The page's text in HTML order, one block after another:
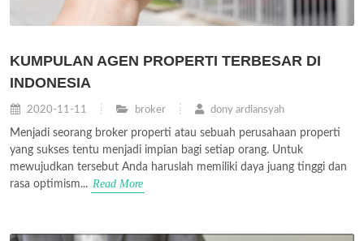
KUMPULAN AGEN PROPERTI TERBESAR DI
INDONESIA
2020-11-11 broker dony ardiansyah
Menjadi seorang broker properti atau sebuah perusahaan properti
yang sukses tentu menjadi impian bagi setiap orang. Untuk
mewujudkan tersebut Anda haruslah memiliki daya juang tinggi dan
rasa optimism... Read More